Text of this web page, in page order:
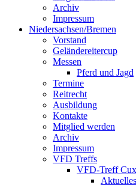
Archiv
Impressum
Niedersachsen/Bremen
Vorstand
Geländereitercup
Messen
Pferd und Jagd
Termine
Reitrecht
Ausbildung
Kontakte
Mitglied werden
Archiv
Impressum
VFD Treffs
VFD-Treff
Aktuelles